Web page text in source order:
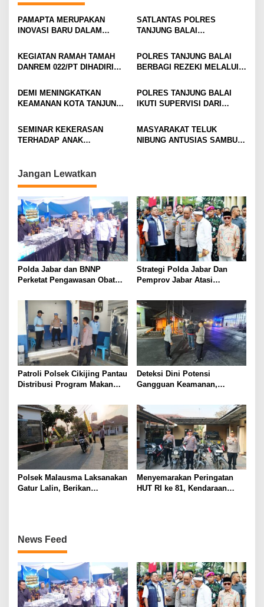
PAMAPTA MERUPAKAN
INOVASI BARU DALAM
KEPOLISIAN YANG
BERFOKUS PADA INTEGRASI
TIGA FUNGSI UTAMA
SATLANTAS POLRES
TANJUNG BALAI
JALAN PAGI HARI
KEGIATAN RAMAH TAMAH
DANREM 022/PT DIHADIRI
POLRES TANJUNG BALAI
BERBAGI REZEKI MELALUI
BENTUK PEDULI ANTAR
SESAMA.
DEMI MENINGKATKAN
KEAMANAN KOTA TANJUNG
BALAI GENCAR AJAK
MASYARAKAT AKTIFKAN
POSKAMLING
POLRES TANJUNG BALAI
IKUTI SUPERVISI DARI
SEMINAR KEKERASAN
TERHADAP ANAK
TANJUNG BALAI
MASYARAKAT TELUK
NIBUNG ANTUSIAS SAMBUT
Jangan Lewatkan
Polda Jabar dan BNNP
Perketat Pengawasan Obat
Targetkan Jaringan Lintas
Provinsi
Strategi Polda Jabar Dan
Pemprov Jabar Atasi
Patroli Polsek Cikijing Pantau
Distribusi Program Makan
Sindangpanji
Deteksi Dini Potensi
Gangguan Keamanan,
Cikijing Laksanakan Patroli
Malam dan Beri Himbauan
Kepada Warga
Polsek Malausma Laksanakan
Gatur Lalin, Berikan
Menyemarakan Peringatan
HUT RI ke 81, Kendaraan
News Feed